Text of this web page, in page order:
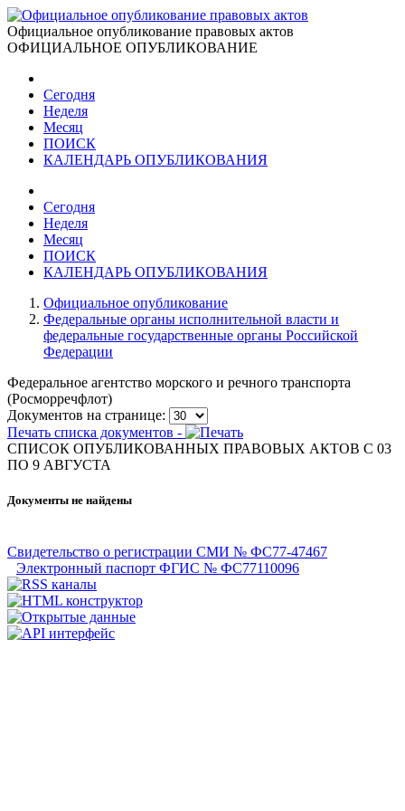
Официальное опубликование правовых актов
ОФИЦИАЛЬНОЕ ОПУБЛИКОВАНИЕ
Сегодня
Неделя
Месяц
ПОИСК
КАЛЕНДАРЬ ОПУБЛИКОВАНИЯ
Сегодня
Неделя
Месяц
ПОИСК
КАЛЕНДАРЬ ОПУБЛИКОВАНИЯ
Официальное опубликование
Федеральные органы исполнительной власти и
федеральные государственные органы Российской
Федерации
Федеральное агентство морского и речного транспорта
(Росморречфлот)
Документов на странице:
Печать списка документов -
СПИСОК ОПУБЛИКОВАННЫХ ПРАВОВЫХ АКТОВ С 03
ПО 9 АВГУСТА
Документы не найдены
Свидетельство о регистрации СМИ № ФС77-47467
Электронный паспорт ФГИС № ФС77110096